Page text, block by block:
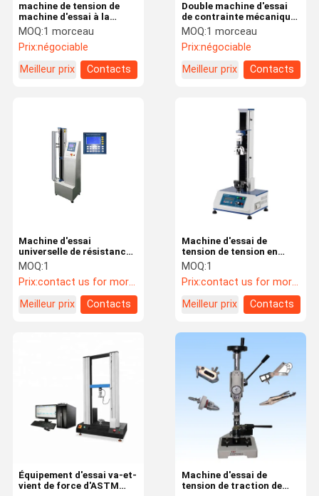
À Propos De
Double machine d'essai
de contrainte mécanique
de colonne AC220V avec
la haute vis précise de
boule
MOQ:1 morceau
Prix:négociable
Meilleur prix
Contacts
machine de tension de
machine d'essai à la
traction de câble de
moteur à courant
alternatif De machine
d'essai de la capacité
250KG
MOQ:1 morceau
Prix:négociable
Meilleur prix
Contacts
Machine d'essai de
tension de tension en
caoutchouc électronique
de gant avec l'affichage
de force et d'élongation
MOQ:1
Prix:contact us for more information
Meilleur prix
Contacts
Machine d'essai
universelle de résistance
à la traction de film en
caoutchouc en plastique
avec électrique
MOQ:1
Prix:contact us for more information
Meilleur prix
Contacts
Machine d'essai de
tension de traction de
Équipement d'essai va-et-
vient de force d'ASTM